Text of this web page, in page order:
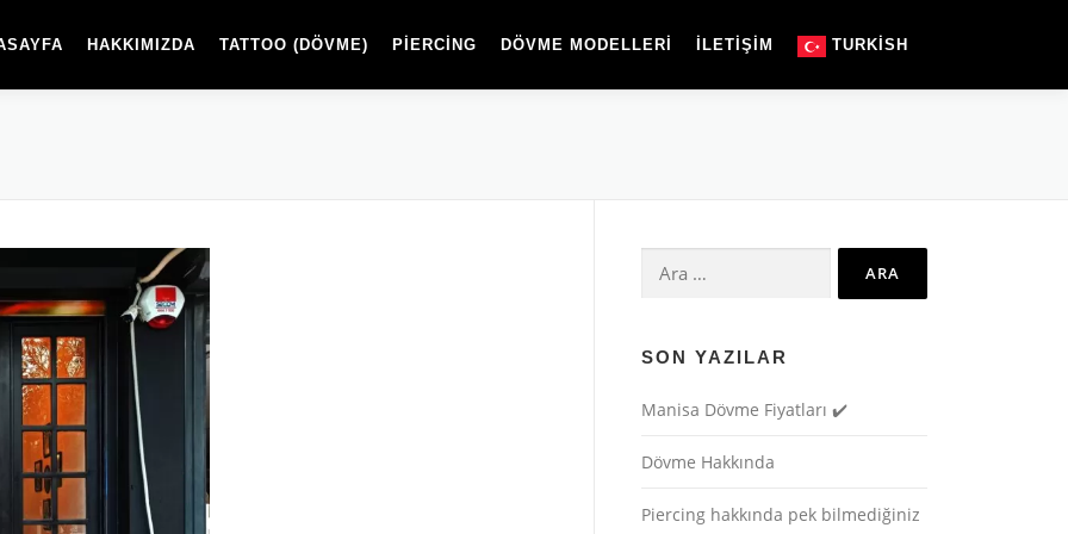
HAKKIMIZDA TATTOO (DÖVME) PİERCİNG DÖVME MODELLERİ İLETİŞİM TURKISH
Turkish
SON YAZILAR
Manisa Dövme Fiyatları ✔️
Dövme Hakkında
Piercing hakkında pek bilmediğiniz